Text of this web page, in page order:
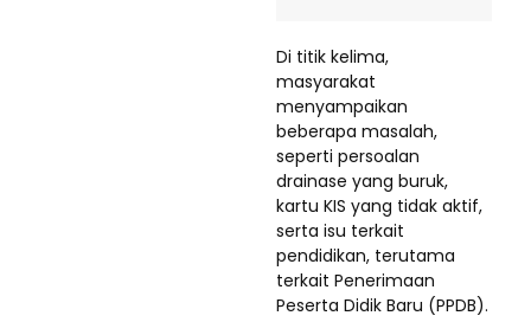
Di titik kelima,
masyarakat
menyampaikan
beberapa masalah,
seperti persoalan
drainase yang buruk,
kartu KIS yang tidak aktif,
serta isu terkait
pendidikan, terutama
terkait Penerimaan
Peserta Didik Baru (PPDB).